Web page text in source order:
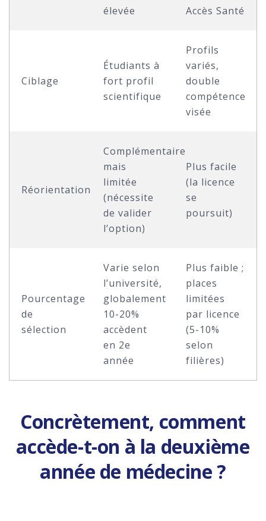
élevée
Accès Santé
Ciblage
Étudiants à
fort profil
scientifique
Profils
variés,
double
compétence
visée
Réorientation
Complémentaire
mais
limitée
(nécessite
de valider
l’option)
Plus facile
(la licence
se
poursuit)
Pourcentage
de
sélection
Varie selon
l’université,
globalement
10-20%
accèdent
en 2e
année
Plus faible ;
places
limitées
par licence
(5-10%
selon
filières)
Concrètement, comment
accède-t-on à la deuxième
année de médecine ?